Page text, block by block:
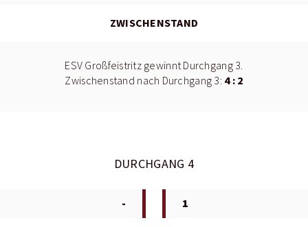
ZWISCHENSTAND
ESV Großfeistritz gewinnt Durchgang 3.
Zwischenstand nach Durchgang 3: 4 : 2
DURCHGANG 4
- 1